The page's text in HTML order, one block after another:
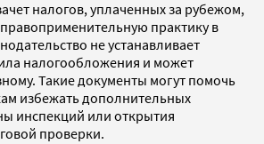
налогов, уплаченных за рубежом,
практику в
не устанавливает
налогообложения и может
Такие документы могут помочь
избежать дополнительных
инспекций или открытия
проверки.